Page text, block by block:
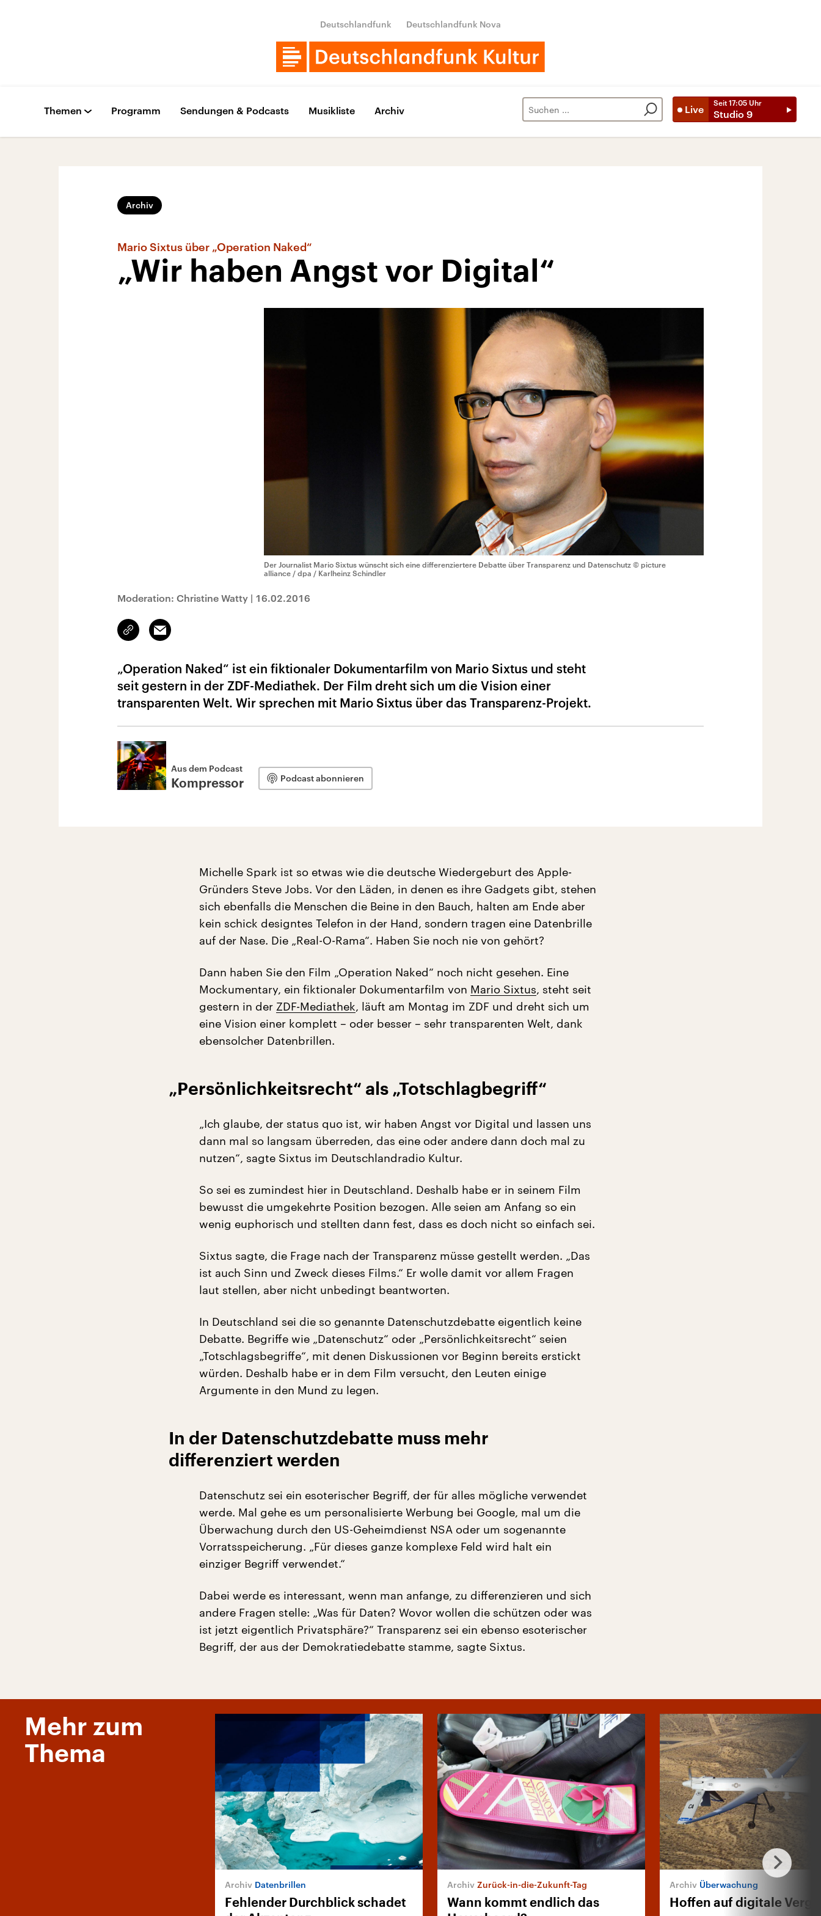
Deutschlandfunk Deutschlandfunk Nova
Live
Seit 17:05 Uhr
Studio 9
Themen Programm Sendungen & Podcasts Musikliste Archiv
Archiv
Mario Sixtus über „Operation Naked“
„Wir haben Angst vor Digital“
Der Journalist Mario Sixtus wünscht sich eine differenziertere Debatte über Transparenz und Datenschutz © picture
alliance / dpa / Karlheinz Schindler
Moderation: Christine Watty | 16.02.2016
Link
kopieren/teilen
Email
„Operation Naked“ ist ein fiktionaler Dokumentarfilm von Mario Sixtus und steht
seit gestern in der ZDF-Mediathek. Der Film dreht sich um die Vision einer
transparenten Welt. Wir sprechen mit Mario Sixtus über das Transparenz-Projekt.
Aus dem Podcast
Kompressor Podcast abonnieren
Michelle Spark ist so etwas wie die deutsche Wiedergeburt des Apple-
Gründers Steve Jobs. Vor den Läden, in denen es ihre Gadgets gibt, stehen
sich ebenfalls die Menschen die Beine in den Bauch, halten am Ende aber
kein schick designtes Telefon in der Hand, sondern tragen eine Datenbrille
auf der Nase. Die „Real-O-Rama“. Haben Sie noch nie von gehört?
Dann haben Sie den Film „Operation Naked“ noch nicht gesehen. Eine
Mockumentary, ein fiktionaler Dokumentarfilm von Mario Sixtus, steht seit
gestern in der ZDF-Mediathek, läuft am Montag im ZDF und dreht sich um
eine Vision einer komplett – oder besser – sehr transparenten Welt, dank
ebensolcher Datenbrillen.
„Persönlichkeitsrecht“ als „Totschlagbegriff“
„Ich glaube, der status quo ist, wir haben Angst vor Digital und lassen uns
dann mal so langsam überreden, das eine oder andere dann doch mal zu
nutzen“, sagte Sixtus im Deutschlandradio Kultur.
So sei es zumindest hier in Deutschland. Deshalb habe er in seinem Film
bewusst die umgekehrte Position bezogen. Alle seien am Anfang so ein
wenig euphorisch und stellten dann fest, dass es doch nicht so einfach sei.
Sixtus sagte, die Frage nach der Transparenz müsse gestellt werden. „Das
ist auch Sinn und Zweck dieses Films.“ Er wolle damit vor allem Fragen
laut stellen, aber nicht unbedingt beantworten.
In Deutschland sei die so genannte Datenschutzdebatte eigentlich keine
Debatte. Begriffe wie „Datenschutz“ oder „Persönlichkeitsrecht“ seien
„Totschlagsbegriffe“, mit denen Diskussionen vor Beginn bereits erstickt
würden. Deshalb habe er in dem Film versucht, den Leuten einige
Argumente in den Mund zu legen.
In der Datenschutzdebatte muss mehr
differenziert werden
Datenschutz sei ein esoterischer Begriff, der für alles mögliche verwendet
werde. Mal gehe es um personalisierte Werbung bei Google, mal um die
Überwachung durch den US-Geheimdienst NSA oder um sogenannte
Vorratsspeicherung. „Für dieses ganze komplexe Feld wird halt ein
einziger Begriff verwendet.“
Dabei werde es interessant, wenn man anfange, zu differenzieren und sich
andere Fragen stelle: „Was für Daten? Wovor wollen die schützen oder was
ist jetzt eigentlich Privatsphäre?“ Transparenz sei ein ebenso esoterischer
Begriff, der aus der Demokratiedebatte stamme, sagte Sixtus.
Mehr zum
Thema
Datenbrillen
Fehlender Durchblick schadet
Zurück-in-die-Zukunft-Tag
Wann kommt endlich das
Überwachung
Hoffen auf digitale